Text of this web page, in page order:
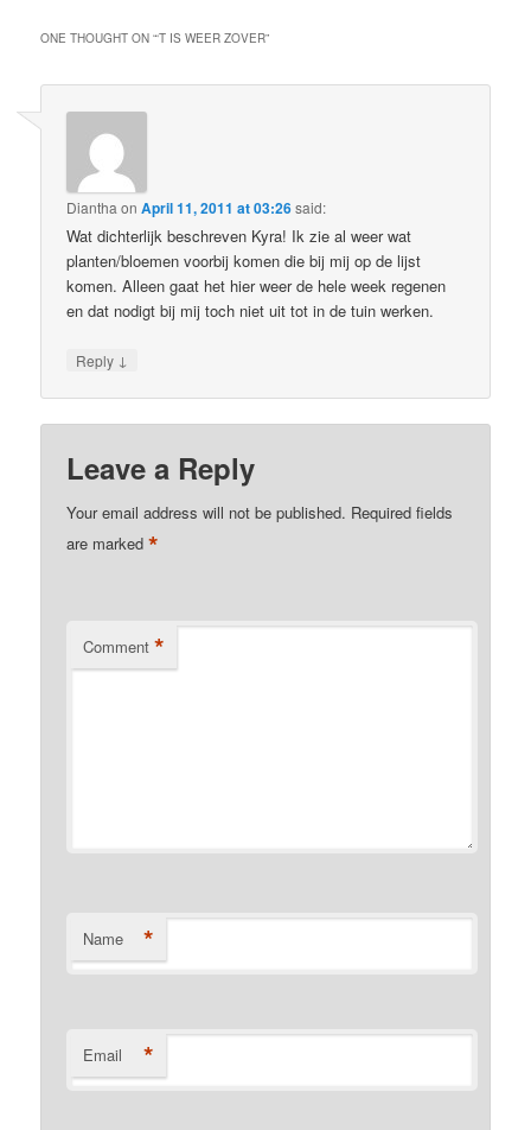
ONE THOUGHT ON “‘T IS WEER ZOVER”
Diantha onApril 11, 2011 at 03:26said:
Wat dichterlijk beschreven Kyra! Ik zie al weer wat
planten/bloemen voorbij komen die bij mij op de lijst
komen. Alleen gaat het hier weer de hele week regenen
en dat nodigt bij mij toch niet uit tot in de tuin werken.
Reply ↓
Leave a Reply
Your email address will not be published. Required fields
are marked*
Comment *
Name *
Email *